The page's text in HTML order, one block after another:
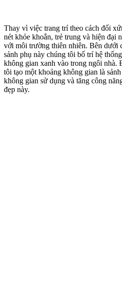
Thay vì việc trang trí theo cách đối
nét khỏe khoắn, trẻ trung và hiện đại
với môi trường thiên nhiên. Bên dưới
sảnh phụ này chúng tôi bố trí hệ
không gian xanh vào trong ngôi nhà.
tôi tạo một khoảng không gian là
không gian sử dụng và tăng công
đẹp này.